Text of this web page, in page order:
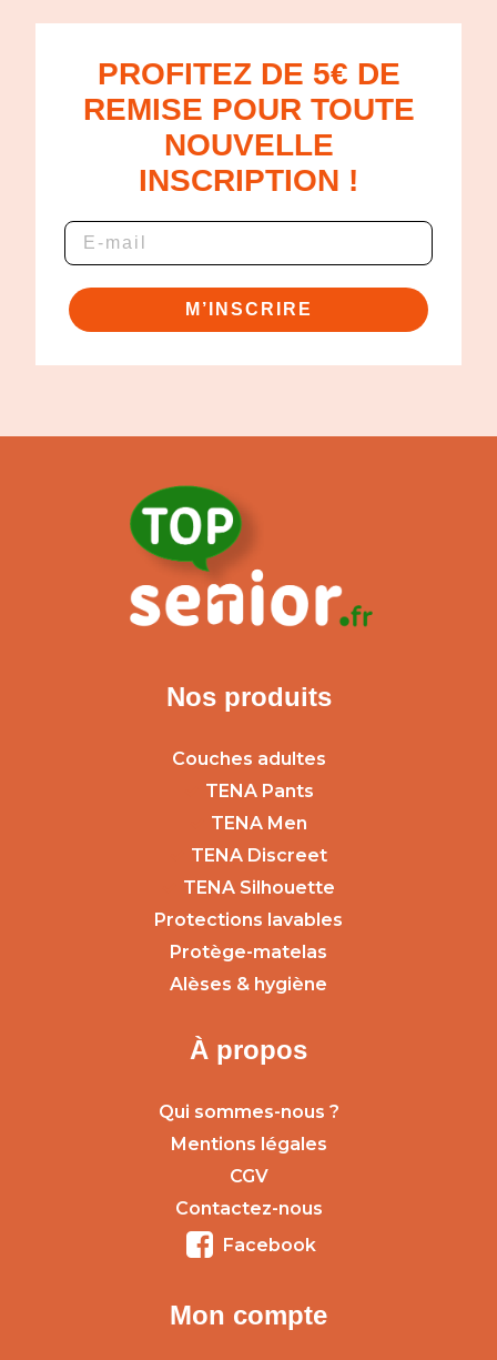
PROFITEZ DE 5€ DE
REMISE POUR TOUTE
NOUVELLE
INSCRIPTION !
M’INSCRIRE
Nos produits
Couches adultes
TENA Pants
TENA Men
TENA Discreet
TENA Silhouette
Protections lavables
Protège-matelas
Alèses & hygiène
À propos
Qui sommes-nous ?
Mentions légales
CGV
Contactez-nous
Facebook
Mon compte